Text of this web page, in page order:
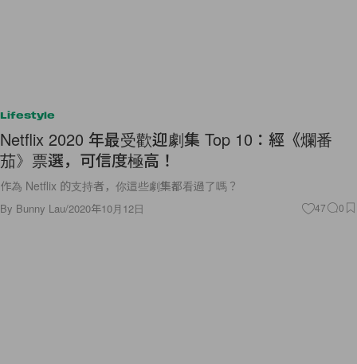
Lifestyle
Netflix 2020 年最受歡迎劇集 Top 10：經《爛番
茄》票選，可信度極高！
作為 Netflix 的支持者，你這些劇集都看過了嗎？
By Bunny Lau/2020年10月12日 47 0